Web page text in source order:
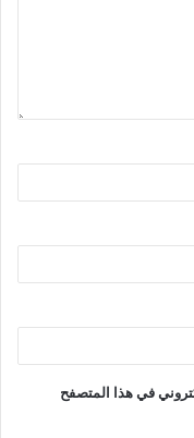
في هذا المتصفح